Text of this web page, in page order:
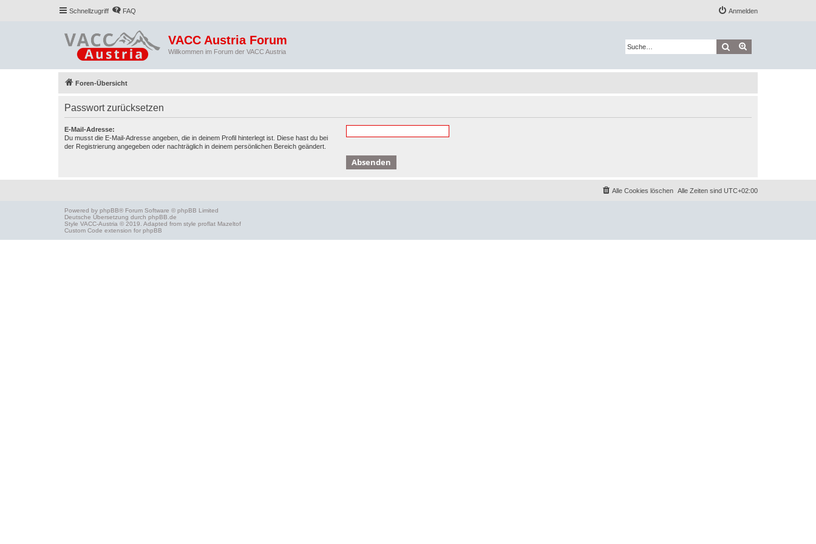
Schnellzugriff FAQ Anmelden
VACC Austria Forum
Willkommen im Forum der VACC Austria Suche
Foren-Übersicht
Passwort zurücksetzen
E-Mail-Adresse:
Du musst die E-Mail-Adresse angeben, die in deinem Profil hinterlegt ist. Diese hast du bei
der Registrierung angegeben oder nachträglich in deinem persönlichen Bereich geändert.
Alle Zeiten sind UTC+02:00
Alle Cookies löschen
Powered by phpBB® Forum Software © phpBB Limited
Deutsche Übersetzung durch phpBB.de
Style VACC-Austria © 2019. Adapted from style proflat Mazeltof
Custom Code extension for phpBB